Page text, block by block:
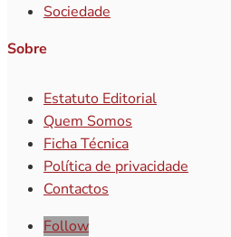
Sociedade
Sobre
Estatuto Editorial
Quem Somos
Ficha Técnica
Política de privacidade
Contactos
Follow